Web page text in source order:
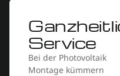
Service
Bei der Photovoltaik
Montage kümmern